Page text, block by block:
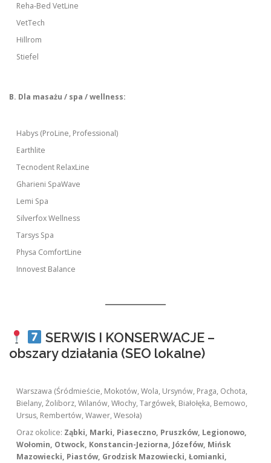
Reha-Bed VetLine
VetTech
Hillrom
Stiefel
B. Dla masażu / spa / wellness:
Habys (ProLine, Professional)
Earthlite
Tecnodent RelaxLine
Gharieni SpaWave
Lemi Spa
Silverfox Wellness
Tarsys Spa
Physa ComfortLine
Innovest Balance
SERWIS I KONSERWACJE –
obszary działania (SEO lokalne)
Warszawa (Śródmieście, Mokotów, Wola, Ursynów, Praga, Ochota,
Bielany, Żoliborz, Wilanów, Włochy, Targówek, Białołęka, Bemowo,
Ursus, Rembertów, Wawer, Wesoła)
Oraz okolice: Ząbki, Marki, Piaseczno, Pruszków, Legionowo,
Wołomin, Otwock, Konstancin-Jeziorna, Józefów, Mińsk
Mazowiecki, Piastów, Grodzisk Mazowiecki, Łomianki,